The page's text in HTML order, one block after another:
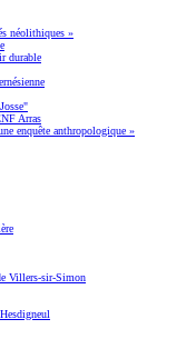
néolithiques »
durable
Arras
enquête anthropologique »
Villers-sir-Simon